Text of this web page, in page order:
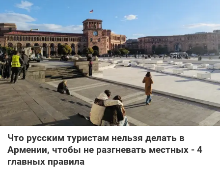
Что русским туристам нельзя делать в
Армении, чтобы не разгневать местных - 4
главных правила